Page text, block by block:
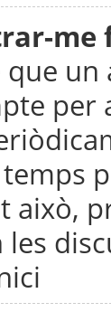
me
que
per
això,
les